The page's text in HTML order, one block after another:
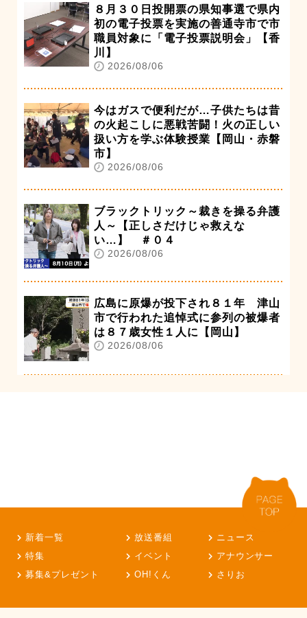
８月３０日投開票の県知事選で県内
初の電子投票を実施の善通寺市で市
職員対象に「電子投票説明会」【香
川】
2026/08/06
今はガスで便利だが…子供たちは昔
の火起こしに悪戦苦闘！火の正しい
扱い方を学ぶ体験授業【岡山・赤磐
市】
2026/08/06
ブラックトリック～裁きを操る弁護
人～【正しさだけじゃ救えな
い…】 ＃０４
2026/08/06
広島に原爆が投下され８１年 津山
市で行われた追悼式に参列の被爆者
は８７歳女性１人に【岡山】
2026/08/06
新着一覧 放送番組
ニュース
特集
イベント
アナウンサー
募集&プレゼント
OH!くん さりお